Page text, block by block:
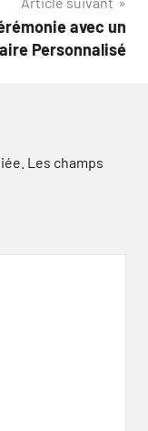
avec un
Personnalisé
Les champs